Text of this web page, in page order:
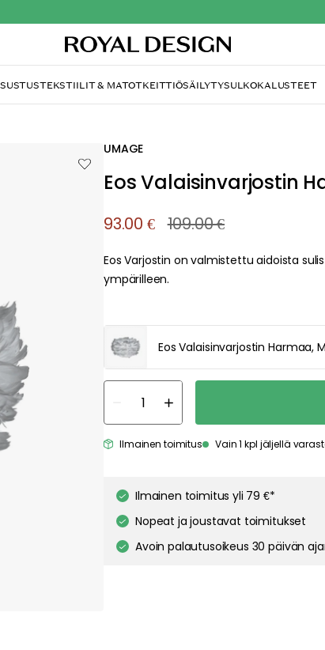
TEKSTIILIT & MATOTKEITTIÖSÄILYTYSULKOKALUSTEET
UMAGE
Eos Valaisinvarjostin
93.00 € 109.00 €
Eos Varjostin on valmistettu aidoista
ympärilleen.
Eos Valaisinvarjostin Harmaa,
Ilmainen toimitus Vain 1 kpl jäljellä
Ilmainen toimitus yli 79 €*
Nopeat ja joustavat toimitukset
Avoin palautusoikeus 30 päivän